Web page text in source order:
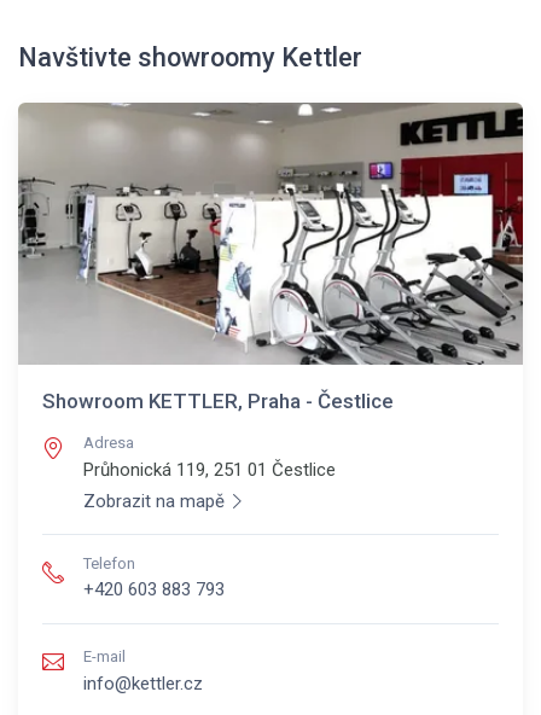
Navštivte showroomy Kettler
Showroom KETTLER, Praha - Čestlice
Adresa
Průhonická 119, 251 01 Čestlice
Zobrazit na mapě
Telefon
+420 603 883 793
E-mail
info@kettler.cz